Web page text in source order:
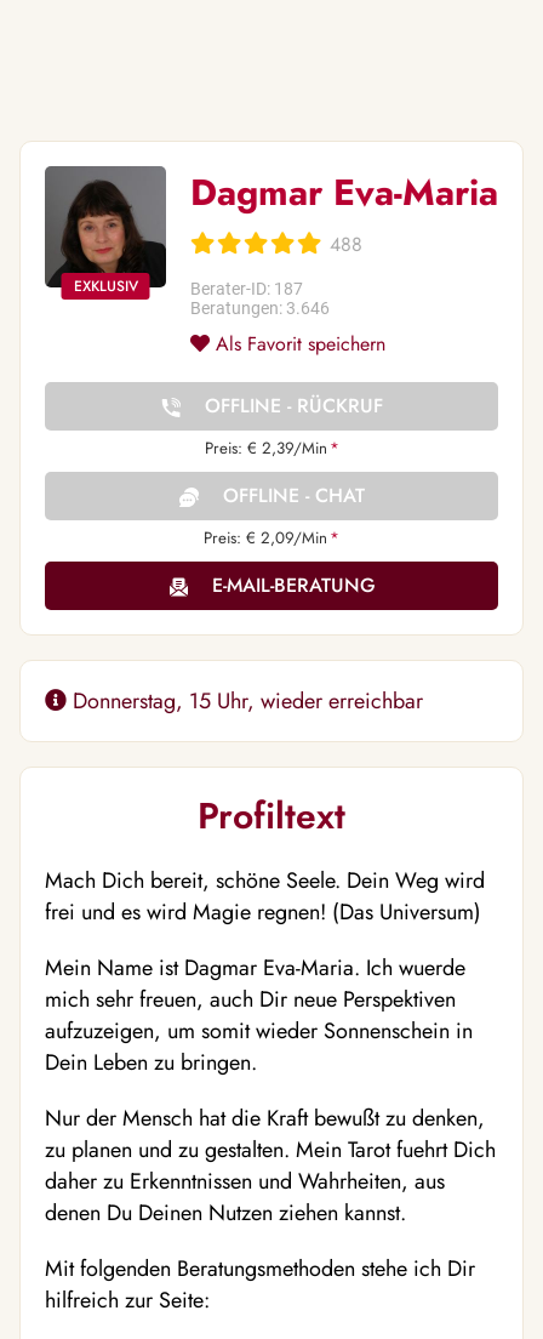
Dagmar Eva-Maria
488
Berater-ID: 187
Beratungen: 3.646
Als Favorit speichern
OFFLINE - RÜCKRUF
Preis: € 2,39/Min *
OFFLINE - CHAT
Preis: € 2,09/Min *
E-MAIL-BERATUNG
Donnerstag, 15 Uhr, wieder erreichbar
Profiltext
Mach Dich bereit, schöne Seele. Dein Weg wird
frei und es wird Magie regnen! (Das Universum)
Mein Name ist Dagmar Eva-Maria. Ich wuerde
mich sehr freuen, auch Dir neue Perspektiven
aufzuzeigen, um somit wieder Sonnenschein in
Dein Leben zu bringen.
Nur der Mensch hat die Kraft bewußt zu denken,
zu planen und zu gestalten. Mein Tarot fuehrt Dich
daher zu Erkenntnissen und Wahrheiten, aus
denen Du Deinen Nutzen ziehen kannst.
Mit folgenden Beratungsmethoden stehe ich Dir
hilfreich zur Seite: